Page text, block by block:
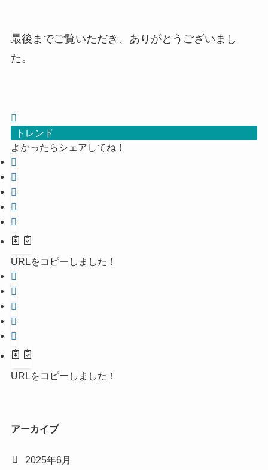
最後までご覧いただき、ありがとうございまし
た。
トレンド
よかったらシェアしてね！
URLをコピーしました！
URLをコピーしました！
アーカイブ
2025年6月